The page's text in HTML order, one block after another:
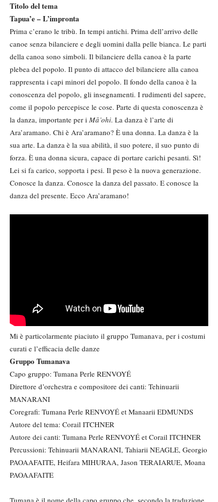
Titolo del tema
Tapua’e – L’impronta
Prima c’erano le tribù. In tempi antichi. Prima dell’arrivo delle
canoe senza bilanciere e degli uomini dalla pelle bianca. Le parti
della canoa sono simboli. Il bilanciere della canoa è la parte
plebea del popolo. Il punto di attacco del bilanciere alla canoa
rappresenta i capi minori del popolo. Il fondo della canoa è la
conoscenza del popolo, gli insegnamenti. I rudimenti del sapere,
come il popolo percepisce le cose. Parte di questa conoscenza è
la danza, importante per i Mā’ohi. La danza è l’arte di
Ara’aramano. Chi è Ara’aramano? È una donna. La danza è la
sua arte. La danza è la sua abilità, il suo potere, il suo punto di
forza. È una donna sicura, capace di portare carichi pesanti. Sì!
Lei si fa carico, sopporta i pesi. Il peso è la nuova generazione.
Conosce la danza. Conosce la danza del passato. E conosce la
danza del presente. Ecco Ara’aramano!
Mi è particolarmente piaciuto il gruppo Tumanava, per i costumi
curati e l’efficacia delle danze
Gruppo Tumanava
Capo gruppo: Tumana Perle RENVOYÉ
Direttore d’orchestra e compositore dei canti: Tehinuarii
MANARANI
Coregrafi: Tumana Perle RENVOYÉ et Manaarii EDMUNDS
Autore del tema: Corail ITCHNER
Autore dei canti: Tumana Perle RENVOYÉ et Corail ITCHNER
Percussioni: Tehinuarii MANARANI, Tahiarii NEAGLE, Georgio
PAOAAFAITE, Heifara MIHURAA, Jason TERAIARUE, Moana
PAOAAFAITE
Tumana è il nome della capo gruppo che, secondo la traduzione